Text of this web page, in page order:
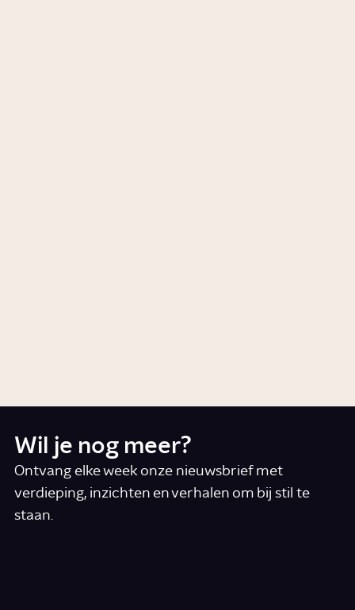
Wil je nog meer?
Ontvang elke week onze nieuwsbrief met
verdieping, inzichten en verhalen om bij stil te
staan.